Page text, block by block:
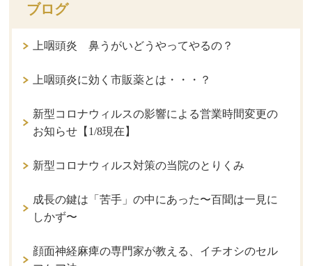
ブログ
上咽頭炎 鼻うがいどうやってやるの？
上咽頭炎に効く市販薬とは・・・？
新型コロナウィルスの影響による営業時間変更の
お知らせ【1/8現在】
新型コロナウィルス対策の当院のとりくみ
成長の鍵は「苦手」の中にあった〜百聞は一見に
しかず〜
顔面神経麻痺の専門家が教える、イチオシのセル